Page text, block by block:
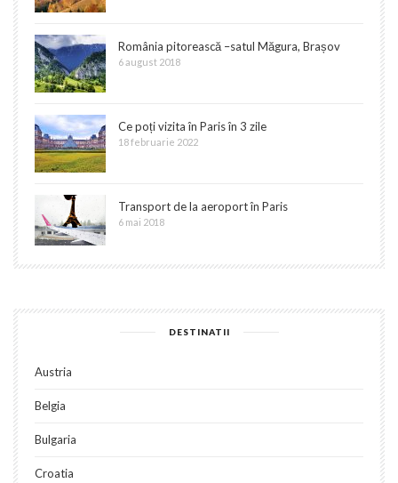
România pitorească –satul Măgura, Brașov
6 august 2018
Ce poți vizita în Paris în 3 zile
18 februarie 2022
Transport de la aeroport în Paris
6 mai 2018
DESTINATII
Austria
Belgia
Bulgaria
Croatia